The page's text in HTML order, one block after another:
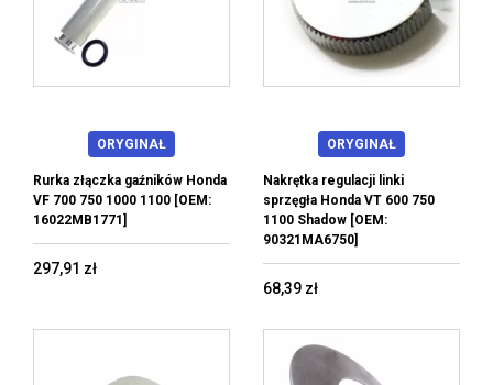
ORYGINAŁ
Rurka złączka gaźników Honda
VF 700 750 1000 1100 [OEM:
16022MB1771]
297,91 zł
ORYGINAŁ
Nakrętka regulacji linki
sprzęgła Honda VT 600 750
1100 Shadow [OEM:
90321MA6750]
68,39 zł